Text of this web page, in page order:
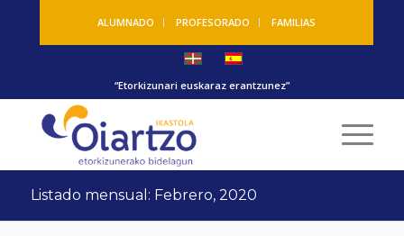
ALUMNADO PROFESORADO FAMILIAS
“Etorkizunari euskaraz erantzunez”
Listado mensual: Febrero, 2020